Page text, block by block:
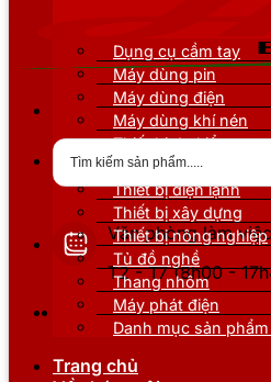
Văn phòng làm
T2 - T7 (8h00 -
Dụng cụ cầm tay
Máy dùng pin
Máy dùng điện
Máy dùng khí nén
Thiết bị đo kiểm
Thiết bị nâng đỡ
Thiết bị điện lạnh
Thiết bị xây dựng
Thiết bị nông nghiệp
Tủ đồ nghề
Thang nhôm
Máy phát điện
Danh mục sản
Trang chủ